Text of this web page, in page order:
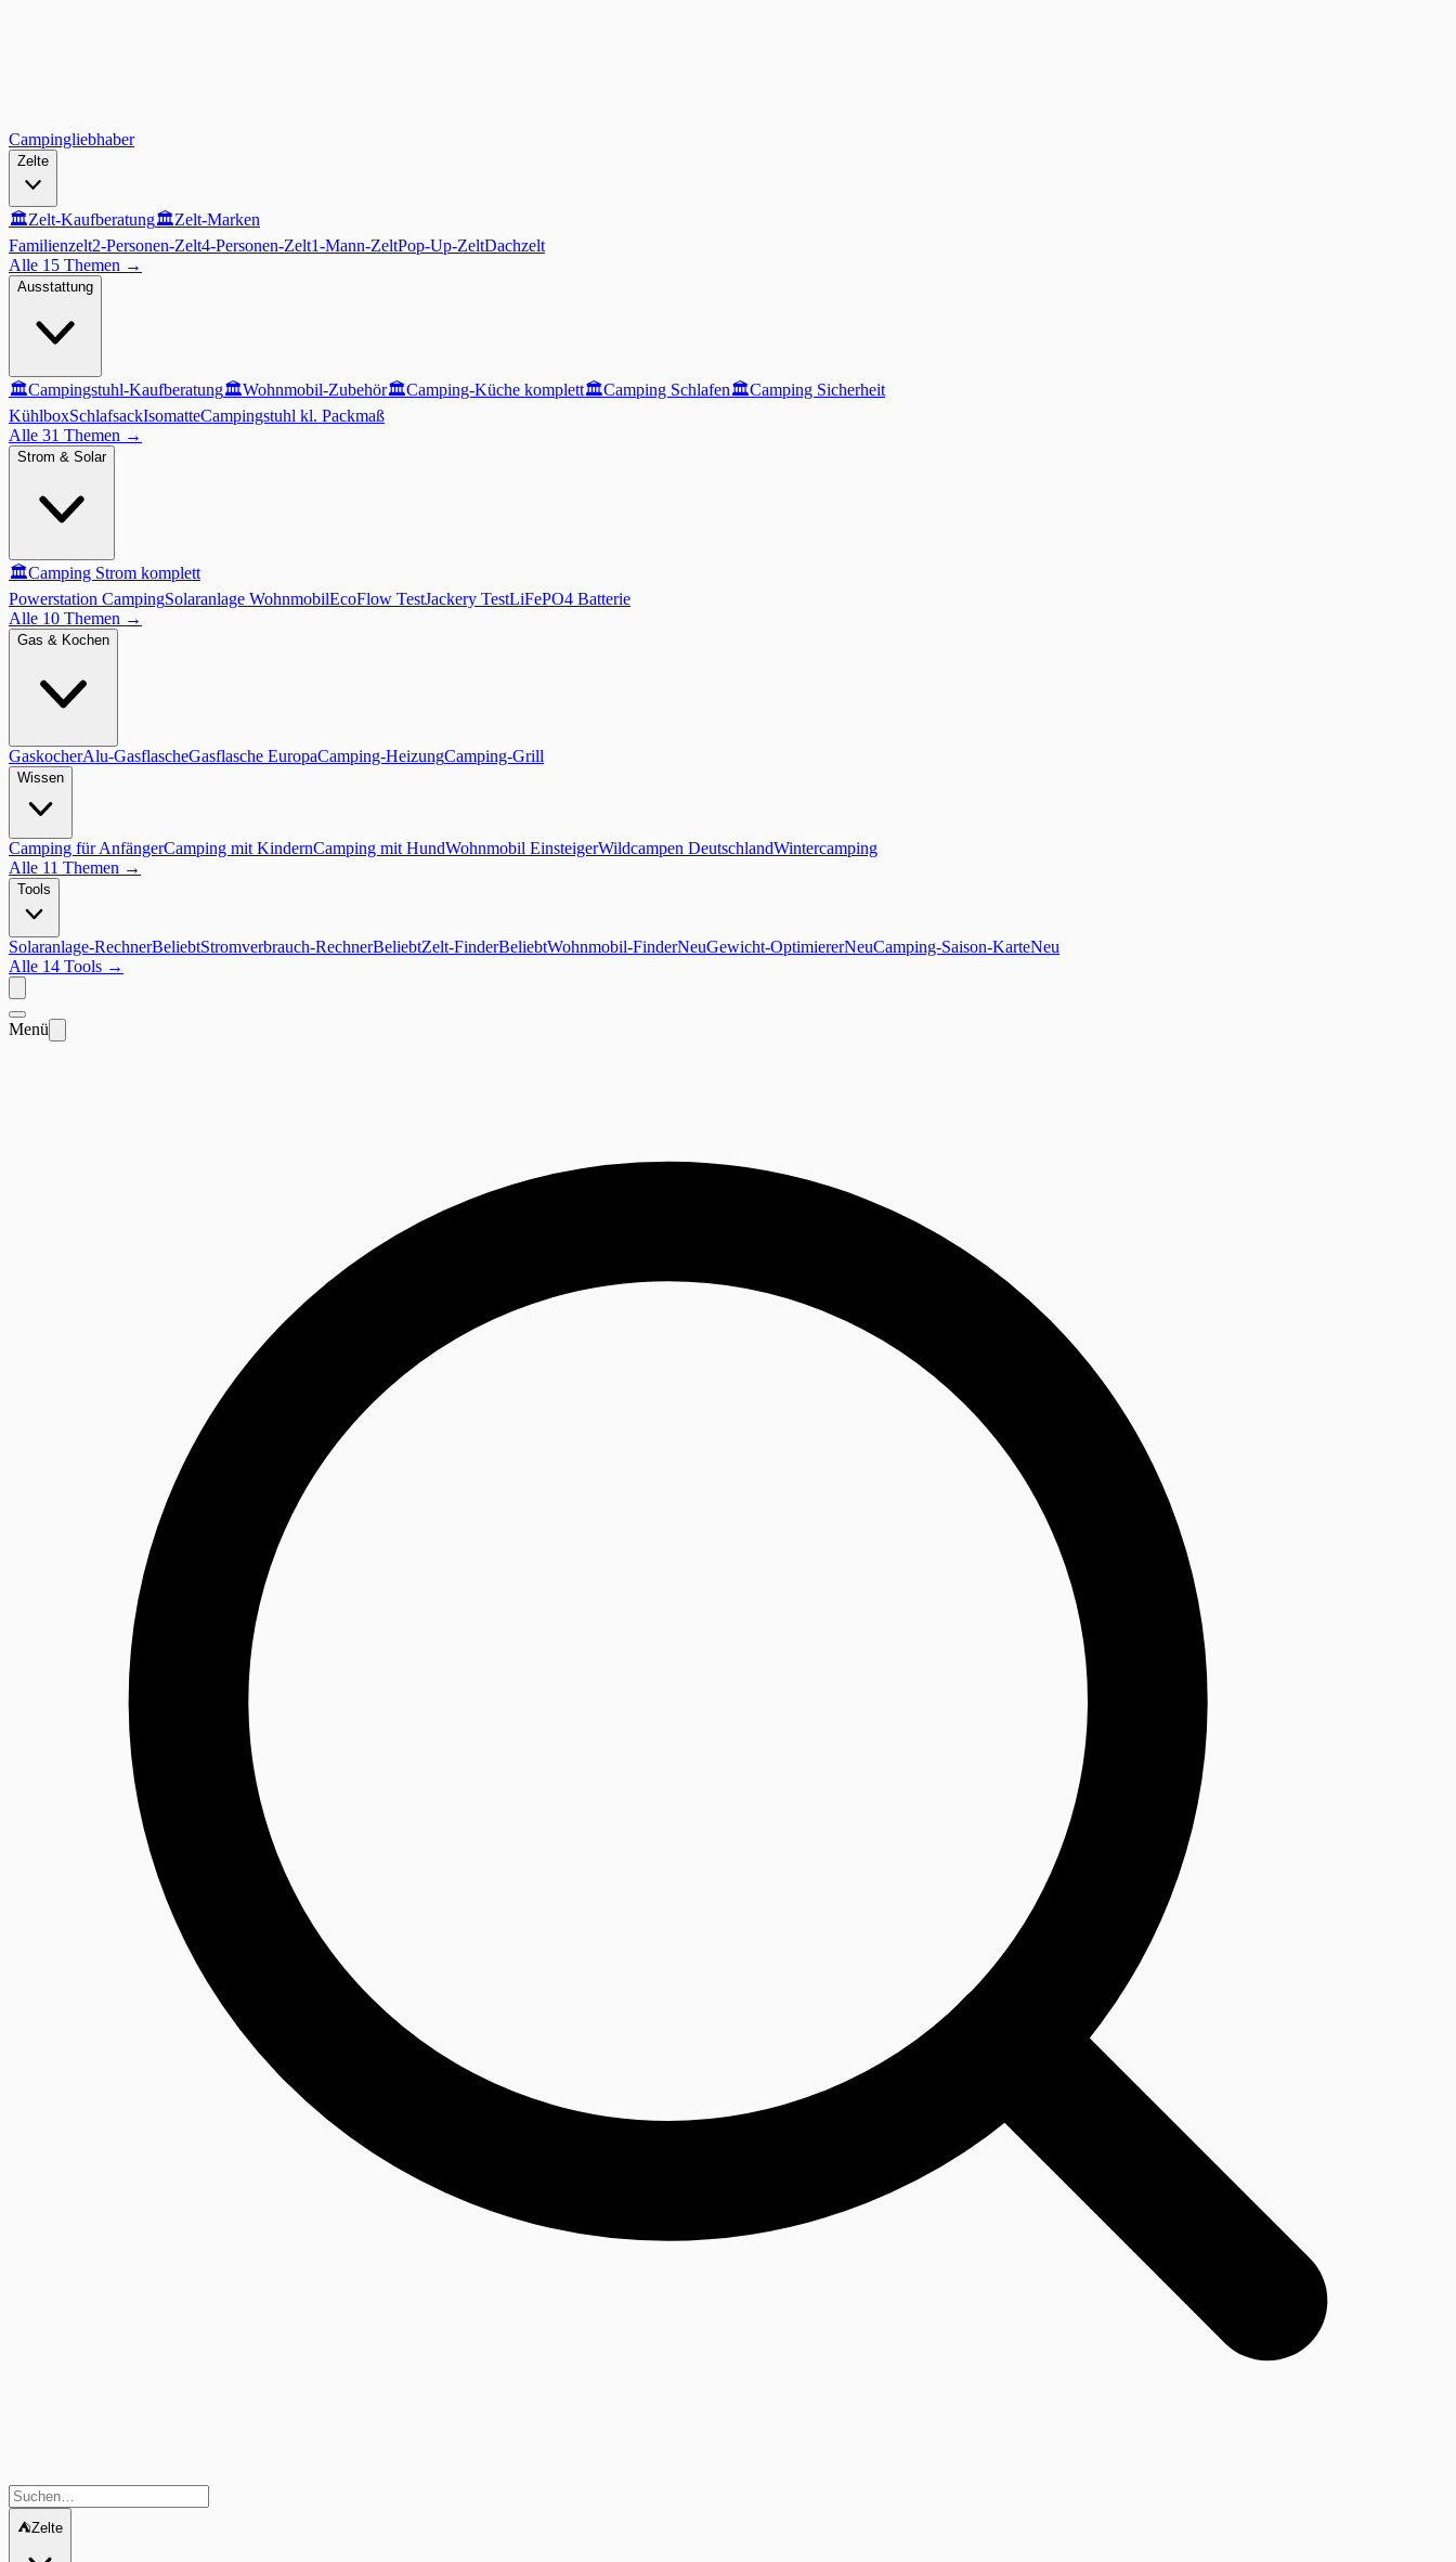
Campingliebhaber
Zelte
🏛️Zelt-Kaufberatung🏛️Zelt-Marken
Familienzelt2-Personen-Zelt4-Personen-Zelt1-Mann-ZeltPop-Up-ZeltDachzelt
Alle 15 Themen →
Ausstattung
🏛️Campingstuhl-Kaufberatung🏛️Wohnmobil-Zubehör🏛️Camping-Küche komplett🏛️Camping Schlafen🏛️Camping Sicherheit
KühlboxSchlafsackIsomatteCampingstuhl kl. Packmaß
Alle 31 Themen →
Strom & Solar
🏛️Camping Strom komplett
Powerstation CampingSolaranlage WohnmobilEcoFlow TestJackery TestLiFePO4 Batterie
Alle 10 Themen →
Gas & Kochen
GaskocherAlu-GasflascheGasflasche EuropaCamping-HeizungCamping-Grill
Wissen
Camping für AnfängerCamping mit KindernCamping mit HundWohnmobil EinsteigerWildcampen DeutschlandWintercamping
Alle 11 Themen →
Tools
Solaranlage-RechnerBeliebtStromverbrauch-RechnerBeliebtZelt-FinderBeliebtWohnmobil-FinderNeuGewicht-OptimiererNeuCamping-Saison-KarteNeu
Alle 14 Tools →
Menü
⛺Zelte